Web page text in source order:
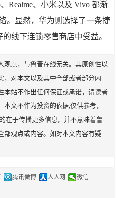
Realme、小米以及 Vivo 都渐
。显然，华为则选择了一条捷
线下连锁零售商店中受益。
观点，与鲁晋在线无关。其原创性以
，对本文以及其中全部或者部分内
本站不作出任何保证或承诺，请读者
文不作为投资的依据,仅供参考，
在于传播更多信息，并不意味着鲁
部观点或内容。如对本文内容有疑
腾讯微博 人人网
微信